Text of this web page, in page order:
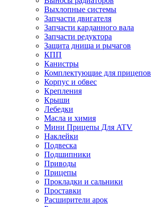
Выхлопные системы
Запчасти двигателя
Запчасти карданного вала
Запчасти редуктора
Защита днища и рычагов
КПП
Канистры
Комплектующие для прицепов
Корпус и обвес
Крепления
Крыши
Лебедки
Масла и химия
Мини Прицепы Для ATV
Наклейки
Подвеска
Подшипники
Приводы
Прицепы
Прокладки и сальники
Проставки
Расширители арок